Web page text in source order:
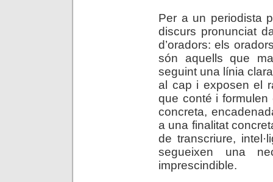
Per a un periodista
discurs pronunciat
d’oradors: els
són aquells que
seguint una línia
al cap i exposen el
que conté i formulen
concreta,
a una finalitat
de transcriure,
segueixen una
imprescindible.